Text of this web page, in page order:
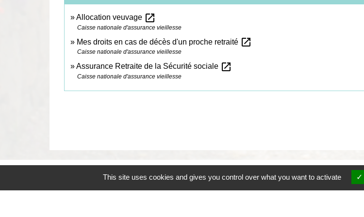
Allocation veuvage open_in_new
Caisse nationale d'assurance vieillesse
Mes droits en cas de décès d'un proche retraité open_in_new
Caisse nationale d'assurance vieillesse
Assurance Retraite de la Sécurité sociale open_in_new
Caisse nationale d'assurance vieillesse
Contacts
This site uses cookies and gives you control over what you want to activate